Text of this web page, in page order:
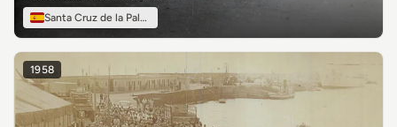
Santa Cruz de la Palma
1958